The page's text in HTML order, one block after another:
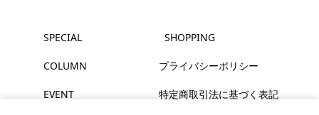
SPECIAL
COLUMN
EVENT
SHOPPING
プライバシーポリシー
特定商取引法に基づく表記